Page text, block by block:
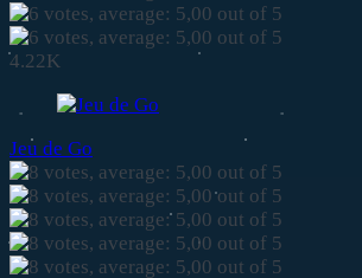
4.22K
Jeu de Go